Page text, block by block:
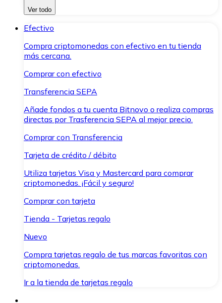
Ver todo
Efectivo
Compra criptomonedas con efectivo en tu tienda
más cercana.
Comprar con efectivo
Transferencia SEPA
Añade fondos a tu cuenta Bitnovo o realiza compras
directas por Trasferencia SEPA al mejor precio.
Comprar con Transferencia
Tarjeta de crédito / débito
Utiliza tarjetas Visa y Mastercard para comprar
criptomonedas. ¡Fácil y seguro!
Comprar con tarjeta
Tienda - Tarjetas regalo
Nuevo
Compra tarjetas regalo de tus marcas favoritas con
criptomonedas.
Ir a la tienda de tarjetas regalo